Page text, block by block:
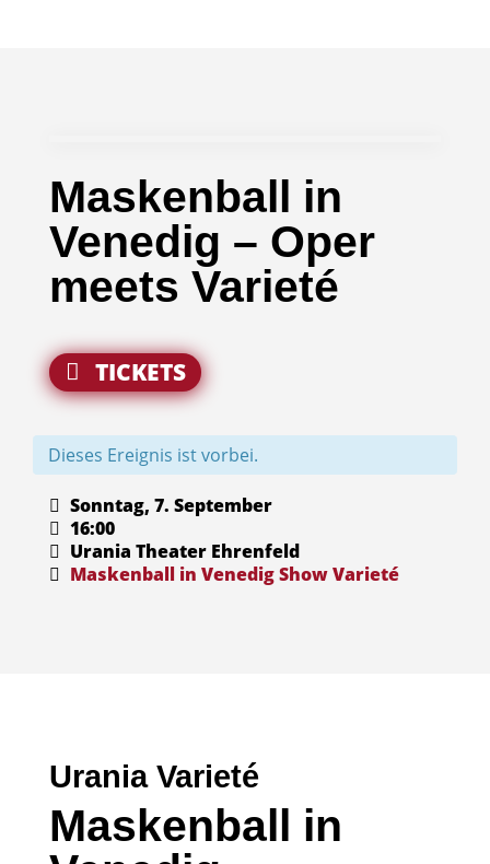
Maskenball in
Venedig – Oper
meets Varieté
TICKETS
Dieses Ereignis ist vorbei.
Sonntag, 7. September
16:00
Urania Theater Ehrenfeld
Maskenball in VenedigShowVarieté
Urania Varieté
Maskenball in